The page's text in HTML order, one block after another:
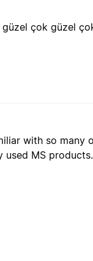
çok güzel
with so many
used MS products.